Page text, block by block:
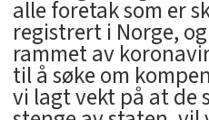
alle foretak som er
registrert i Norge,
rammet av
til å søke om
vi lagt vekt på at de